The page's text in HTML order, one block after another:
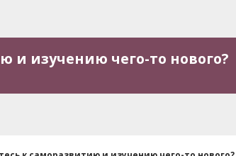
и изучению чего-то нового?